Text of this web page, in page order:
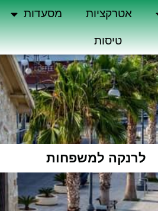
אטרקציות מסעדות
טיסות
לרנקה למשפחות